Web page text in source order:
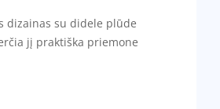
dizainas su didele plūde
jį praktiška priemone